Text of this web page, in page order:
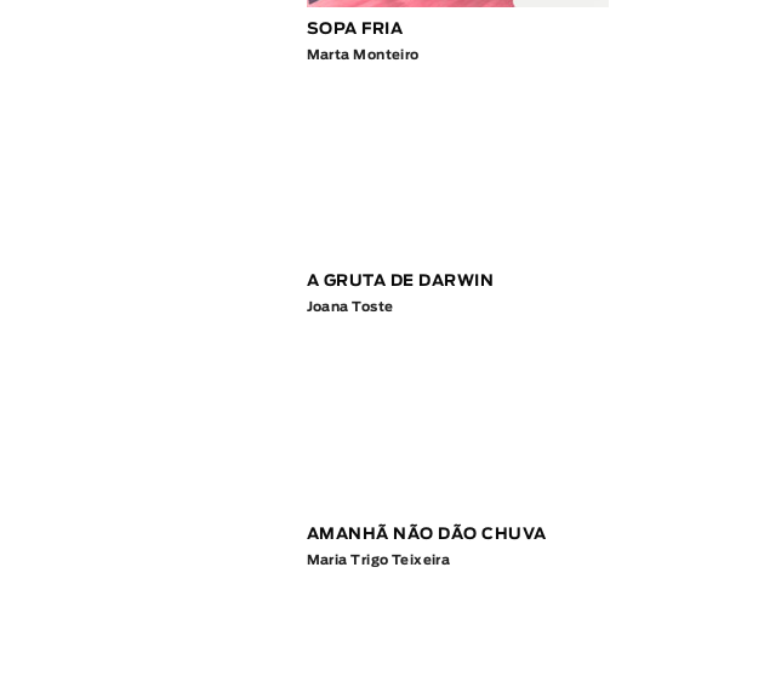
SOPA FRIA
Marta Monteiro
A GRUTA DE DARWIN
Joana Toste
AMANHÃ NÃO DÃO CHUVA
Maria Trigo Teixeira